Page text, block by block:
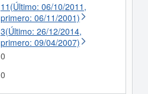
11(Último: 06/10/2011,
primero: 06/11/2001)
3(Último: 26/12/2014,
primero: 09/04/2007)
0
0